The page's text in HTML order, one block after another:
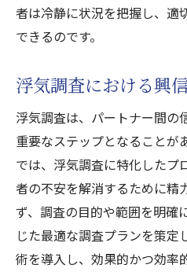
者は冷静に状況を把握し、適
できるのです。
浮気調査における興
浮気調査は、パートナー間の
重要なステップとなることが
では、浮気調査に特化したプ
者の不安を解消するために精
ず、調査の目的や範囲を明確
じた最適な調査プランを策定
術を導入し、効果的かつ効率